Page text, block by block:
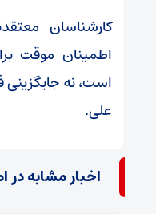
کارشناسان
اطمینان موقت
است، نه
علی.
اخبار مشابه در